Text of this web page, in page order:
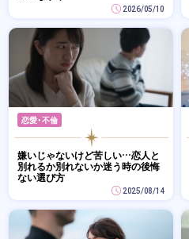
2026/05/10
恋愛・不倫
嫌いじゃないけど苦しい…恋人と
別れるか別れないか迷う時の後悔
ない選び方
2025/08/14